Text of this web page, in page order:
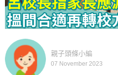
親子頭條小編
07 November 2023